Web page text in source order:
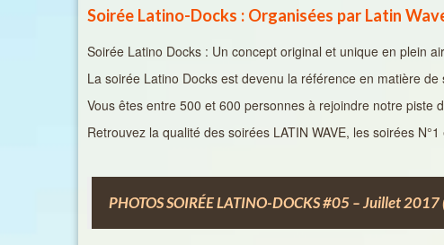
Soirée Latino-Docks : Organisées par Latin
Soirée Latino Docks : Un concept original et unique en plein
La soirée Latino Docks est devenu la référence en matière
Vous êtes entre 500 et 600 personnes à rejoindre notre piste
Retrouvez la qualité des soirées LATIN WAVE, les soirées
PHOTOS SOIRÉE LATINO-DOCKS #05 – Juillet